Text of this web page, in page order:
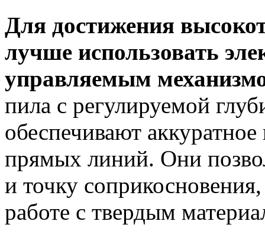
Для достижения
лучше использовать
управляемым
пила с регулируемой
обеспечивают
прямых линий. Они
и точку
работе с твердым